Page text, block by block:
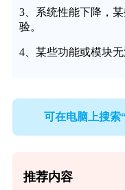
3、系统性能下降，
验。
4、某些功能或模块无
可在电脑上搜索
推荐内容